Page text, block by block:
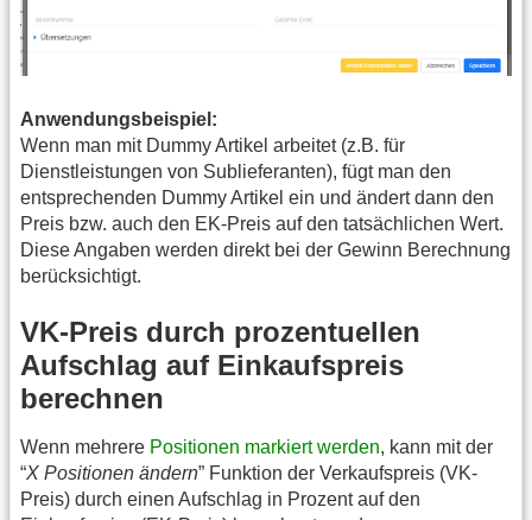
Anwendungsbeispiel:
Wenn man mit Dummy Artikel arbeitet (z.B. für
Dienstleistungen von Sublieferanten), fügt man den
entsprechenden Dummy Artikel ein und ändert dann den
Preis bzw. auch den EK-Preis auf den tatsächlichen Wert.
Diese Angaben werden direkt bei der Gewinn Berechnung
berücksichtigt.
VK-Preis durch prozentuellen
Aufschlag auf Einkaufspreis
berechnen
Wenn mehrere Positionen markiert werden, kann mit der
“X Positionen ändern” Funktion der Verkaufspreis (VK-
Preis) durch einen Aufschlag in Prozent auf den